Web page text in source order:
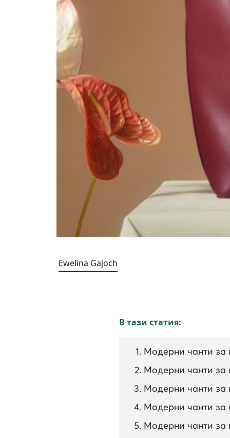
Ewelina Gajoch
В тази статия:
Модерни чанти за
Модерни чанти за
Модерни чанти за
Модерни чанти за
Модерни чанти за